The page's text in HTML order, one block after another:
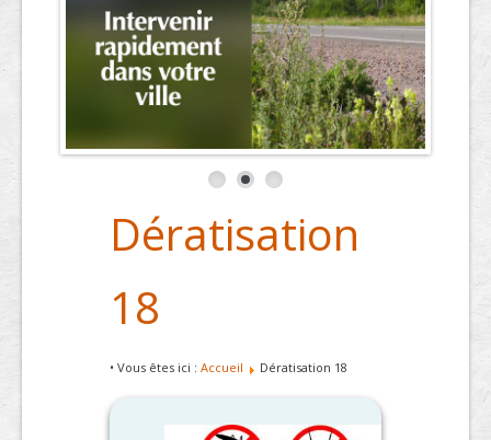
Dératisation
18
• Vous êtes ici : Accueil Dératisation 18